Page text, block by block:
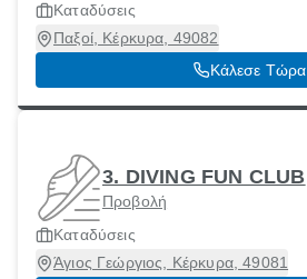
Καταδύσεις
Παξοί, Κέρκυρα, 49082
Κάλεσε Τώρα
3. DIVING FUN CLUB
Προβολή
Καταδύσεις
Άγιος Γεώργιος, Κέρκυρα, 49081